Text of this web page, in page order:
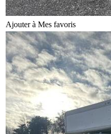
Ajouter à Mes favoris